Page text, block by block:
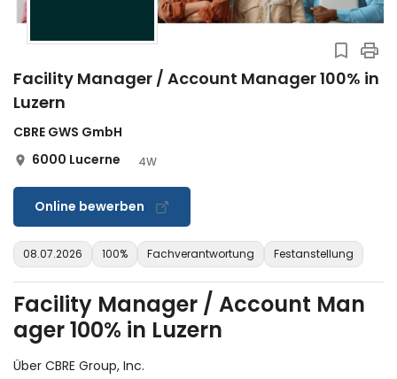
Facility Manager / Account Manager 100% in
Luzern
CBRE GWS GmbH
6000 Lucerne
4W
Online bewerben
08.07.2026 100% Fachverantwortung Festanstellung
Facility Manager / Account Man
ager 100% in Luzern
Über CBRE Group, Inc.